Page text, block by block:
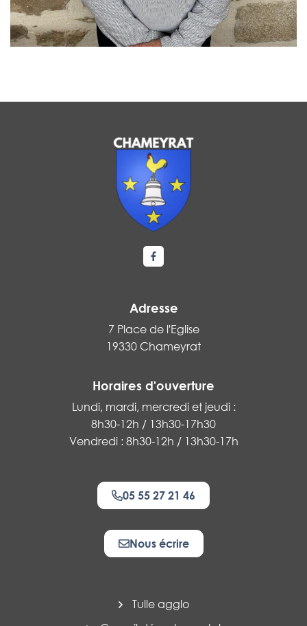
Lien vers le compte Facebook
Adresse
7 Place de l'Eglise
19330 Chameyrat
Horaires d'ouverture
Lundi, mardi, mercredi et jeudi :
8h30-12h / 13h30-17h30
Vendredi : 8h30-12h / 13h30-17h
05 55 27 21 46
Nous écrire
Tulle agglo